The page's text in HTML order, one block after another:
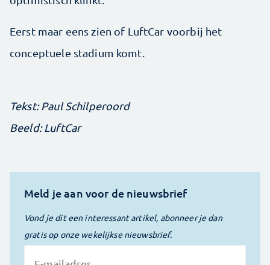
Eerst maar eens zien of LuftCar voorbij het
conceptuele stadium komt.
Tekst: Paul Schilperoord
Beeld: LuftCar
Meld je aan voor de nieuwsbrief
Vond je dit een interessant artikel, abonneer je dan
gratis op onze wekelijkse nieuwsbrief.